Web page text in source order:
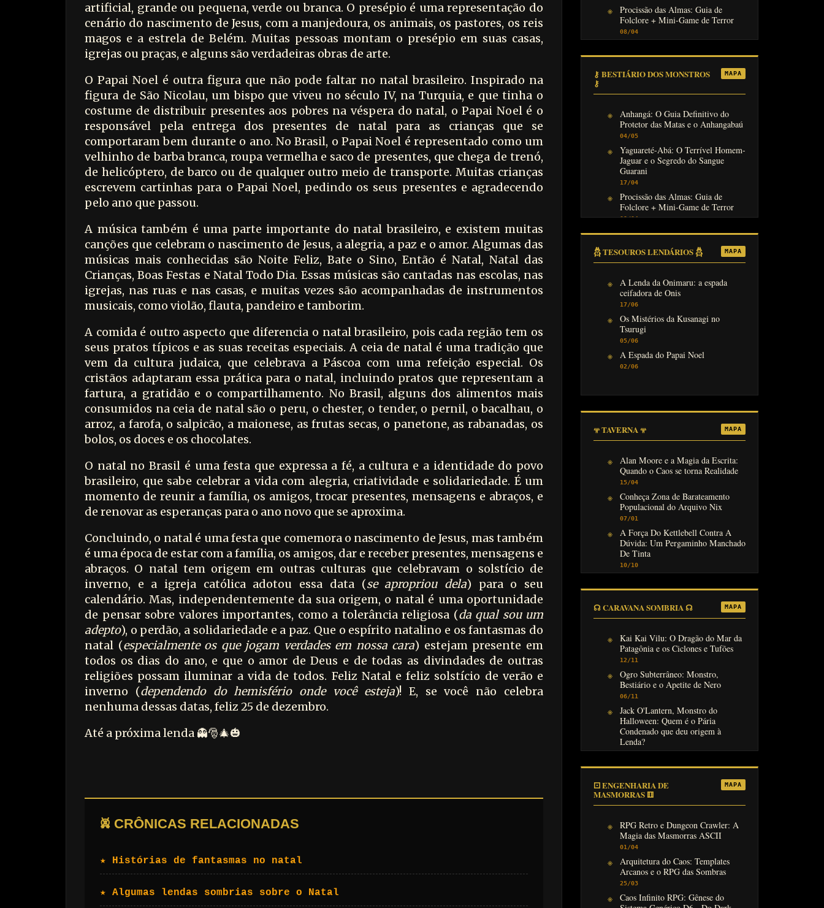
artificial, grande ou pequena, verde ou branca. O presépio é uma representação do
cenário do nascimento de Jesus, com a manjedoura, os animais, os pastores, os reis
magos e a estrela de Belém. Muitas pessoas montam o presépio em suas casas,
igrejas ou praças, e alguns são verdadeiras obras de arte.
O Papai Noel é outra figura que não pode faltar no natal brasileiro. Inspirado na
figura de São Nicolau, um bispo que viveu no século IV, na Turquia, e que tinha o
costume de distribuir presentes aos pobres na véspera do natal, o Papai Noel é o
responsável pela entrega dos presentes de natal para as crianças que se
comportaram bem durante o ano. No Brasil, o Papai Noel é representado como um
velhinho de barba branca, roupa vermelha e saco de presentes, que chega de trenó,
de helicóptero, de barco ou de qualquer outro meio de transporte. Muitas crianças
escrevem cartinhas para o Papai Noel, pedindo os seus presentes e agradecendo
pelo ano que passou.
A música também é uma parte importante do natal brasileiro, e existem muitas
canções que celebram o nascimento de Jesus, a alegria, a paz e o amor. Algumas das
músicas mais conhecidas são Noite Feliz, Bate o Sino, Então é Natal, Natal das
Crianças, Boas Festas e Natal Todo Dia. Essas músicas são cantadas nas escolas, nas
igrejas, nas ruas e nas casas, e muitas vezes são acompanhadas de instrumentos
musicais, como violão, flauta, pandeiro e tamborim.
A comida é outro aspecto que diferencia o natal brasileiro, pois cada região tem os
seus pratos típicos e as suas receitas especiais. A ceia de natal é uma tradição que
vem da cultura judaica, que celebrava a Páscoa com uma refeição especial. Os
cristãos adaptaram essa prática para o natal, incluindo pratos que representam a
fartura, a gratidão e o compartilhamento. No Brasil, alguns dos alimentos mais
consumidos na ceia de natal são o peru, o chester, o tender, o pernil, o bacalhau, o
arroz, a farofa, o salpicão, a maionese, as frutas secas, o panetone, as rabanadas, os
bolos, os doces e os chocolates.
O natal no Brasil é uma festa que expressa a fé, a cultura e a identidade do povo
brasileiro, que sabe celebrar a vida com alegria, criatividade e solidariedade. É um
momento de reunir a família, os amigos, trocar presentes, mensagens e abraços, e
de renovar as esperanças para o ano novo que se aproxima.
Concluindo, o natal é uma festa que comemora o nascimento de Jesus, mas também
é uma época de estar com a família, os amigos, dar e receber presentes, mensagens e
abraços. O natal tem origem em outras culturas que celebravam o solstício de
inverno, e a igreja católica adotou essa data (se apropriou dela) para o seu
calendário. Mas, independentemente da sua origem, o natal é uma oportunidade
de pensar sobre valores importantes, como a tolerância religiosa (da qual sou um
adepto), o perdão, a solidariedade e a paz. Que o espírito natalino e os fantasmas do
natal (especialmente os que jogam verdades em nossa cara) estejam presente em
todos os dias do ano, e que o amor de Deus e de todas as divindades de outras
religiões possam iluminar a vida de todos. Feliz Natal e feliz solstício de verão e
inverno (dependendo do hemisfério onde você esteja)! E, se você não celebra
nenhuma dessas datas, feliz 25 de dezembro.
Até a próxima lenda 👻🎅🎄🎃
𖤙 CRÔNICAS RELACIONADAS
★ Histórias de fantasmas no natal
★ Algumas lendas sombrias sobre o Natal
Procissão das Almas: Guia de
Folclore + Mini-Game de Terror
08/04
⚷ BESTIÁRIO DOS MONSTROS
⚷
MAPA
Anhangá: O Guia Definitivo do
Protetor das Matas e o Anhangabaú
04/05
Yaguareté-Abá: O Terrível Homem-
Jaguar e o Segredo do Sangue
Guarani
17/04
Procissão das Almas: Guia de
Folclore + Mini-Game de Terror
08/04
𓆣 TESOUROS LENDÁRIOS 𓆣 MAPA
A Lenda da Onimaru: a espada
ceifadora de Onis
17/06
Os Mistérios da Kusanagi no
Tsurugi
05/06
A Espada do Papai Noel
02/06
𖥬 TAVERNA 𖥬 MAPA
Alan Moore e a Magia da Escrita:
Quando o Caos se torna Realidade
15/04
Conheça Zona de Barateamento
Populacional do Arquivo Nix
07/01
A Força Do Kettlebell Contra A
Dúvida: Um Pergaminho Manchado
De Tinta
10/10
☊ CARAVANA SOMBRIA ☊ MAPA
Kai Kai Vilu: O Dragão do Mar da
Patagônia e os Ciclones e Tufões
12/11
Ogro Subterrâneo: Monstro,
Bestiário e o Apetite de Nero
06/11
Jack O'Lantern, Monstro do
Halloween: Quem é o Pária
Condenado que deu origem à
Lenda?
31/10
⚀ ENGENHARIA DE
MASMORRAS ⚅
MAPA
RPG Retro e Dungeon Crawler: A
Magia das Masmorras ASCII
01/04
Arquitetura do Caos: Templates
Arcanos e o RPG das Sombras
25/03
Caos Infinito RPG: Gênese do